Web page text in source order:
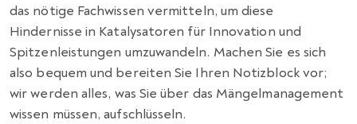
das nötige Fachwissen vermitteln, um diese
Hindernisse in Katalysatoren für Innovation und
Spitzenleistungen umzuwandeln. Machen Sie es sich
also bequem und bereiten Sie Ihren Notizblock vor;
wir werden alles, was Sie über das Mängelmanagement
wissen müssen, aufschlüsseln.